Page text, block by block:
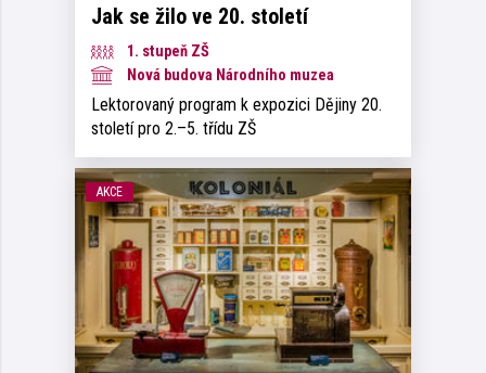
Jak se žilo ve 20. století
1. stupeň ZŠ
Nová budova Národního muzea
Lektorovaný program k expozici Dějiny 20.
století pro 2.–5. třídu ZŠ
AKCE